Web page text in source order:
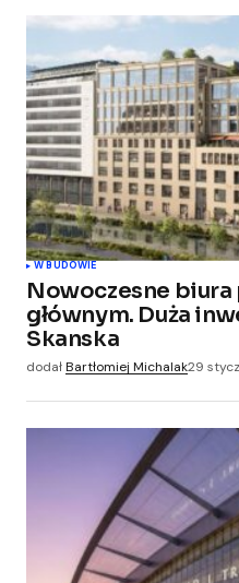
W BUDOWIE
Nowoczesne
głównym. Duża
Skanska
dodałBartłomiej Michalak29